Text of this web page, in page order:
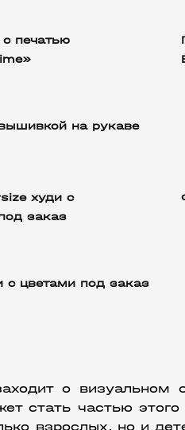
печатью
на рукаве
худи с
заказ
с цветами под заказ
о
стать частью
взрослых, но и